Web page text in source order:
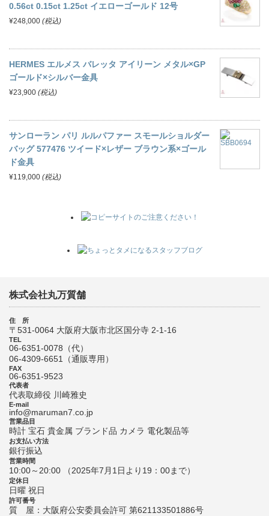
0.56ct 0.15ct 1.25ct イエローゴールド 12号
¥248,000 (税込)
HERMES エルメス バレッタ アイリーン メタル×GP
ゴールド×シルバー金具
¥23,900 (税込)
サンローラン パリ ルルパファー スモールショルダー
バッグ 577476 ツイード×レザー ブラウン系×ゴール
ド金具
¥119,000 (税込)
株式会社丸万質舗
住 所
〒531-0064 大阪府大阪市北区国分寺 2-1-16
TEL
06-6351-0078（代）
06-4309-6651（通販専用）
FAX
06-6351-9523
代表者
代表取締役 川崎雅史
E-mail
info@maruman7.co.jp
営業品目
時計 宝石 貴金属 ブランド品 カメラ 電化製品等
お支払い方法
銀行振込
営業時間
10:00～20:00 （2025年7月1日より19：00まで）
定休日
日曜 祝日
許可番号
質 屋：大阪府公安委員会許可 第621133501886号